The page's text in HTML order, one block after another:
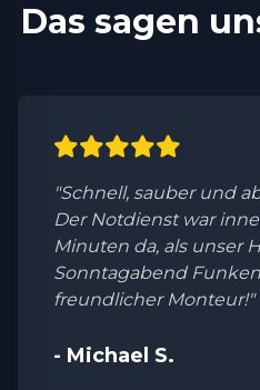
Das sagen
"Schnell, sauber und
Der Notdienst war
Minuten da, als unser
Sonntagabend
freundlicher Monteur!"
- Michael S.